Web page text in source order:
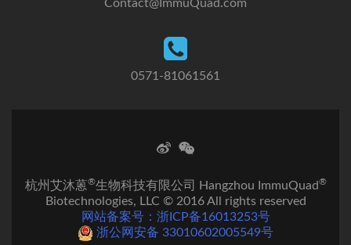
Contact@ImmuQuad.com
0571-81061561
杭州艾沐蒽®生物科技有限公司 Hangzhou ImmuQuad®
Biotechnologies, LLC © 2016 All rights reserved
网站备案号：浙ICP备16013253号
浙公网安备 33010602005549号